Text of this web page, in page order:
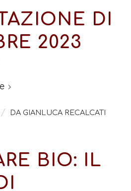
DI
2023
/ DA GIANLUCA RECALCATI
BIO: IL